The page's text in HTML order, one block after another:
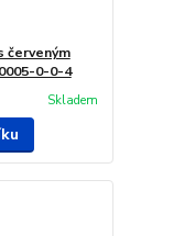
červeným
0-0-4
Skladem